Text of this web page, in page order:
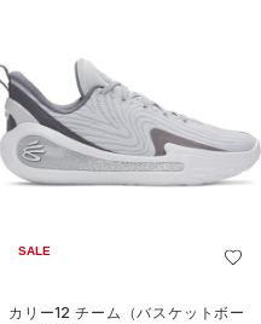
SALE
カリー12 チーム（バスケットボー